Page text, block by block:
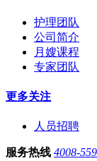
护理团队
公司简介
月嫂课程
专家团队
更多关注
人员招聘
服务热线 4008-